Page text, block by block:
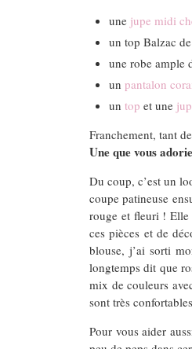
une jupe midi
un top Balzac
une robe ample
un pantalon
un top et une
Franchement, tant
Une que vous
Du coup, c’est un
coupe patineuse
rouge et fleuri ! Elle
ces pièces et de
blouse, j’ai sorti
longtemps dit que
mix de couleurs
sont très
Pour vous aider